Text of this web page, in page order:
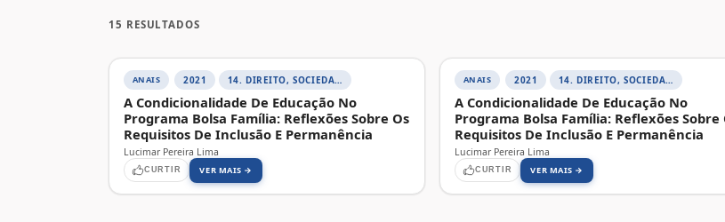
15 RESULTADOS
ANAIS 2021 14. DIREITO, SOCIEDADE E CONTEMPORANEIDADE
A Condicionalidade De Educação No
Programa Bolsa Família: Reflexões Sobre Os
Requisitos De Inclusão E Permanência
Lucimar Pereira Lima
CURTIR VER MAIS →
ANAIS 2021 14. DIREITO, SOCIEDADE E CONTEMPORANEIDADE
A Condicionalidade De Educação No
Programa Bolsa Família: Reflexões Sobre
Requisitos De Inclusão E Permanência
Lucimar Pereira Lima
CURTIR VER MAIS →